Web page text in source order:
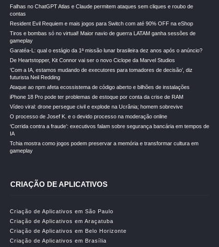
Falhas no ChatGPT Atlas e Claude permitem ataques sem cliques e roubo de
contas
Resident Evil Requiem e mais jogos para Switch com até 90% OFF na eShop
Tiros e bombas só no virtual! Maior navio de guerra LATAM ganha sessões de
gameplay
Garatéa-L: qual o estágio da 1ª missão lunar brasileira dez anos após o anúncio?
De Heartstopper, Kit Connor vai ser o novo Ciclope da Marvel Studios
‘Com a IA, estamos mudando de executores para tomadores de decisão’, diz
futurista Neil Redding
Ataque ao npm afeta ecossistema de código aberto e bilhões de instalações
iPhone 18 Pro pode ter problemas de estoque por conta da crise de RAM
Vídeo viral: drone persegue civil e explode na Ucrânia; homem sobrevive
O processo de Josef K. e o devido processo na moderação online
‘Corrida contra a fraude’: executivos falam sobre segurança bancária em tempos de
IA
Tchia mostra como jogos podem preservar a memória e transformar cultura em
gameplay
CRIAÇÃO DE APLICATIVOS
Criação de Aplicativos em São Paulo
Criação de Aplicativos em Araçatuba
Criação de Aplicativos em Belo Horizonte
Criação de Aplicativos em Brasília